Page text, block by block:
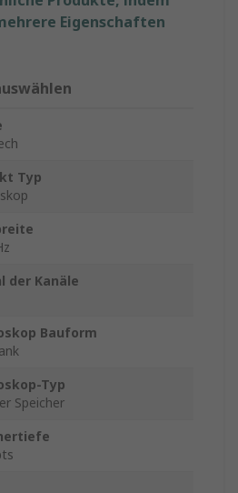
Eigenschaften
Typ
der Kanäle
Bauform
Typ
Speicher